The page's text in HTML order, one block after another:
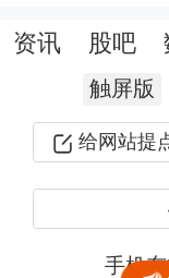
资讯 股吧
触屏版
给网站提
手机东